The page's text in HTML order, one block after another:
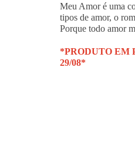
Meu Amor é uma
tipos de amor, o
Porque todo amor
*PRODUTO EM
29/08*